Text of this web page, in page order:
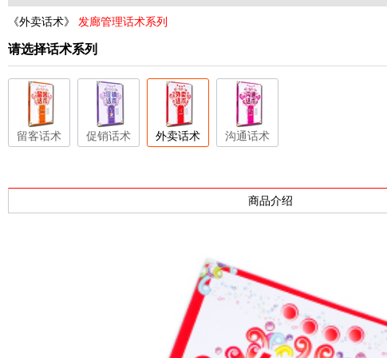
《外卖话术》 发廊管理话术系列
请选择话术系列
留客话术 促销话术 外卖话术 沟通话术
商品介绍